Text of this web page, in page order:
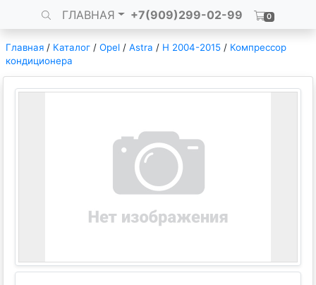
ГЛАВНАЯ +7(909)299-02-99 0
Главная / Каталог / Opel / Astra / H 2004-2015 / Компрессор
кондиционера